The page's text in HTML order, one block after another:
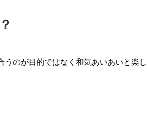
のが目的ではなく和気あいあいと楽し